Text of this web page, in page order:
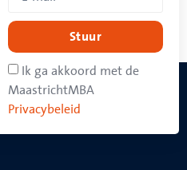
Ik ga akkoord met de
MaastrichtMBA
Privacybeleid
Stuur